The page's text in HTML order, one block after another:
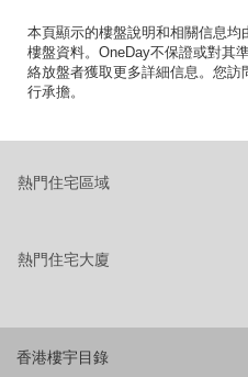
本頁顯示的樓盤說明和相關信息
樓盤資料。OneDay不保證或對其
絡放盤者獲取更多詳細信息。您訪
行承擔。
熱門住宅區域
熱門住宅大廈
香港樓宇目錄